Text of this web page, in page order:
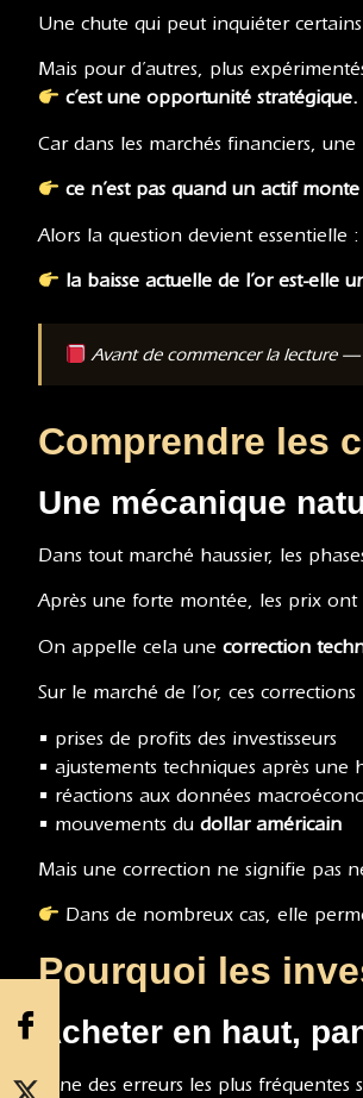
Une chute qui peut inquiéter certains
Mais pour d’autres, plus
c’est une opportunité stratégique.
Car dans les marchés financiers,
ce n’est pas quand un actif
Alors la question devient essentielle :
la baisse actuelle de l’or est-elle
Avant de commencer la lecture
Comprendre les
Une mécanique
Dans tout marché haussier, les
Après une forte montée, les prix ont
On appelle cela une correction
Sur le marché de l’or, ces
• prises de profits des investisseurs
• ajustements techniques après une
• réactions aux données
• mouvements du dollar américain
Mais une correction ne signifie pas
Dans de nombreux cas, elle
Pourquoi les
Acheter en haut,
L’une des erreurs les plus